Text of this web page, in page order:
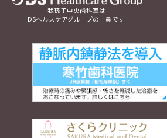
我孫子中央歯科室は
DSヘルスケアグループの一員です